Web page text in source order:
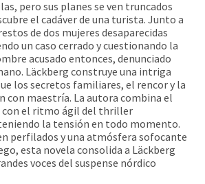
pero sus planes se ven truncados
el cadáver de una turista. Junto a
de dos mujeres desaparecidas
un caso cerrado y cuestionando la
acusado entonces, denunciado
Läckberg construye una intriga
los secretos familiares, el rencor y la
con maestría. La autora combina el
con el ritmo ágil del thriller
la tensión en todo momento.
perfilados y una atmósfera sofocante
esta novela consolida a Läckberg
voces del suspense nórdico